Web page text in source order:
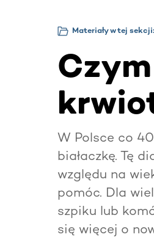
Materiały w tej sekcji:
W Polsce co
białaczkę. Tę
względu na
pomóc. Dla
szpiku lub
się więcej o